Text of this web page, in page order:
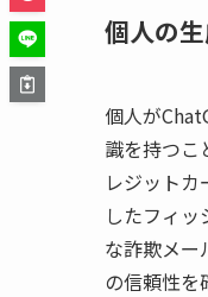
個人の
個人が
識を持つこ
レジット
したフィ
な詐欺メー
の信頼性を